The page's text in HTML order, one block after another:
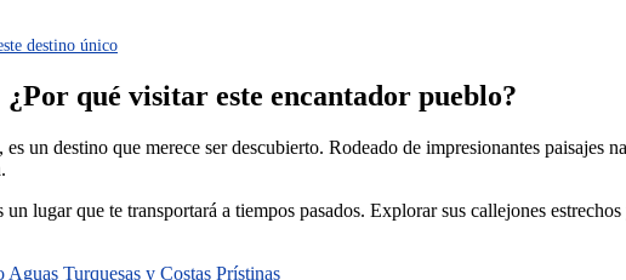
destino único
qué visitar este encantador pueblo?
un destino que merece ser descubierto. Rodeado de impresionantes paisajes
lugar que te transportará a tiempos pasados. Explorar sus callejones
Turquesas y Costas Prístinas